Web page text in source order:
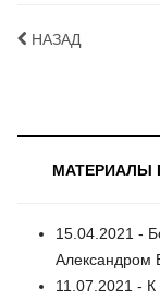
НАЗАД
МАТЕРИАЛЫ
15.04.2021 -
Александром
11.07.2021 -